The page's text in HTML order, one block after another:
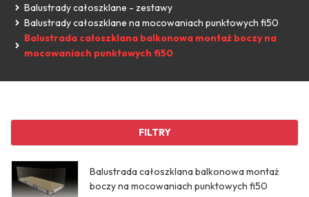
Balustrady całoszklane - zestawy
Balustrady całoszklane na mocowaniach punktowych fi50
Balustrada całoszklana balkonowa montaż boczy na
mocowaniach punktowych fi50
FILTRY
Balustrada całoszklana balkonowa montaż
boczy na mocowaniach punktowych fi50